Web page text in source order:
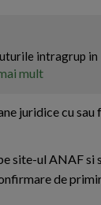
intragrup in
mult
juridice cu sau
site-ul ANAF si
de